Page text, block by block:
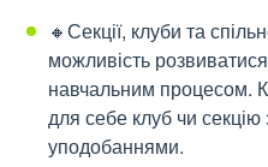
🔸Секції, клуби та
можливість
навчальним процесом.
для себе клуб чи
уподобаннями.